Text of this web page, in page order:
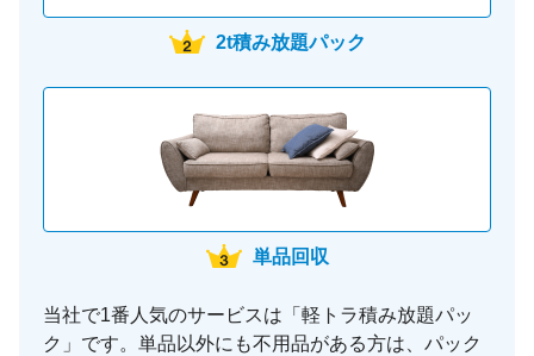
2t積み放題パック
単品回収
当社で1番人気のサービスは「軽トラ積み放題パッ
ク」です。単品以外にも不用品がある方は、パック